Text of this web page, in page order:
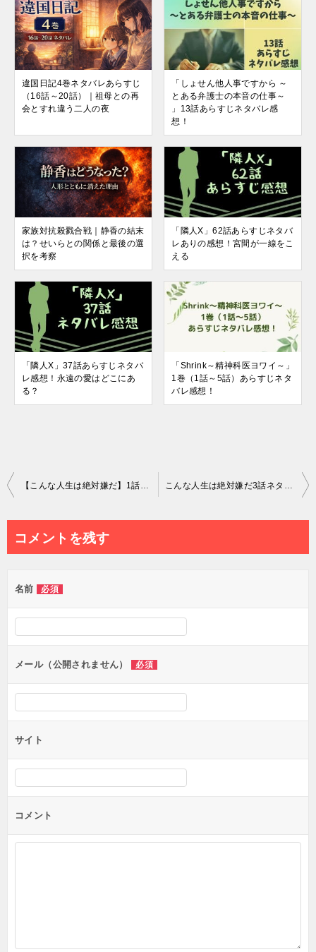
違国日記4巻ネタバレあらすじ
（16話～20話）｜祖母との再
会とすれ違う二人の夜
「しょせん他人事ですから ～
とある弁護士の本音の仕事～
」13話あらすじネタバレ感
想！
家族対抗殺戮合戦｜静香の結末
は？せいらとの関係と最後の選
択を考察
「隣人X」62話あらすじネタバ
レありの感想！宮間が一線をこ
える
「隣人X」37話あらすじネタバ
レ感想！永遠の愛はどこにあ
る？
「Shrink～精神科医ヨワイ～」
1巻（1話～5話）あらすじネタ
バレ感想！
投
ビ
ー
シ
ン
【こんな人生は絶対嫌だ】1話ネタバレ感想と転落の始まり こんな人生は絶対嫌だ3話ネタバレついに犯罪に踏み込む
コメントを残す
名前 必須
メール（公開されません） 必須
サイト
コメント